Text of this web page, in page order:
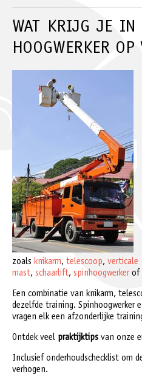
WAT KRIJG JE IN
HOOGWERKER OP
zoals knikarm, telescoop, verticale
mast, schaarlift, spinhoogwerkerof
Een combinatie van knikarm,
dezelfde training. Spinhoogwerker
vragen elk een afzonderlijke
Ontdek veel praktijktips van onze
Inclusief onderhoudschecklist om
verhogen.